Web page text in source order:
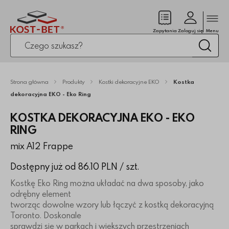
Po kliknięciu przycisku fraza zostanie wyszukana
Zapytania
(pusty)Zaloguj się Menu
Strona główna Produkty Kostki dekoracyjne EKO
Kostka
dekoracyjna EKO - Eko Ring
KOSTKA DEKORACYJNA EKO - EKO
RING
mix A12 Frappe
Dostępny już od 86.10 PLN / szt.
Kostkę Eko Ring można układać na dwa sposoby, jako
odrębny element
tworząc dowolne wzory lub łączyć z kostką dekoracyjną
Toronto. Doskonale
sprawdzi się w parkach i większych przestrzeniach